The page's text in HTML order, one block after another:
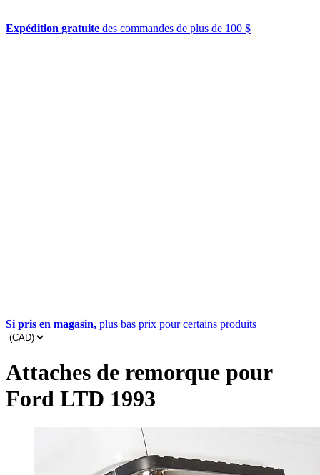
Expédition gratuite des commandes de plus de 100 $
Si pris en magasin, plus bas prix pour certains produits
Attaches de remorque pour
Ford LTD 1993